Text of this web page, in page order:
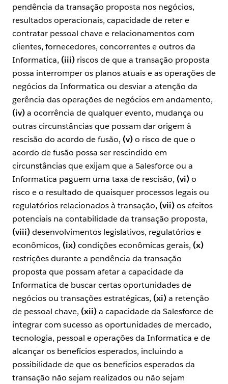
pendência da transação proposta nos negócios,
resultados operacionais, capacidade de reter e
contratar pessoal chave e relacionamentos com
clientes, fornecedores, concorrentes e outros da
Informatica, (iii) riscos de que a transação proposta
possa interromper os planos atuais e as operações de
negócios da Informatica ou desviar a atenção da
gerência das operações de negócios em andamento,
(iv)a ocorrência de qualquer evento, mudança ou
outras circunstâncias que possam dar origem à
rescisão do acordo de fusão, (v)o risco de que o
acordo de fusão possa ser rescindido em
circunstâncias que exijam que a Salesforce ou a
Informatica paguem uma taxa de rescisão, (vi)o
risco e o resultado de quaisquer processos legais ou
regulatórios relacionados à transação, (vii)os efeitos
potenciais na contabilidade da transação proposta,
(viii)desenvolvimentos legislativos, regulatórios e
econômicos, (ix)condições econômicas gerais, (x)
restrições durante a pendência da transação
proposta que possam afetar a capacidade da
Informatica de buscar certas oportunidades de
negócios ou transações estratégicas, (xi)a retenção
de pessoal chave, (xii)a capacidade da Salesforce de
integrar com sucesso as oportunidades de mercado,
tecnologia, pessoal e operações da Informatica e de
alcançar os benefícios esperados, incluindo a
possibilidade de que os benefícios esperados da
transação não sejam realizados ou não sejam